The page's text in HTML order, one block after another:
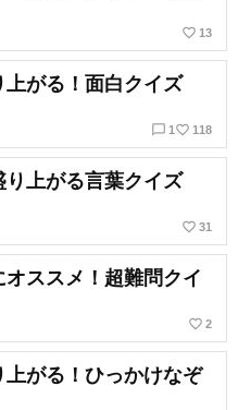
favorite_border 13
上がる！面白クイズ
chat_bubble_outline 1favorite_border 118
り上がる言葉クイズ
favorite_border 31
オススメ！超難問クイ
favorite_border 2
上がる！ひっかけなぞ